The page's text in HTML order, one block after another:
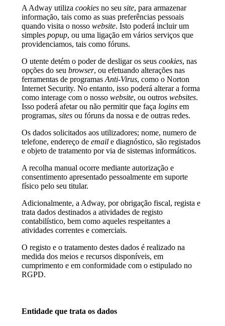
A Adway utiliza cookies no seu site, para armazenar
informação, tais como as suas preferências pessoais
quando visita o nosso website. Isto poderá incluir um
simples popup, ou uma ligação em vários serviços que
providenciamos, tais como fóruns.
O utente detém o poder de desligar os seus cookies, nas
opções do seu browser, ou efetuando alterações nas
ferramentas de programas Anti-Virus, como o Norton
Internet Security. No entanto, isso poderá alterar a forma
como interage com o nosso website, ou outros websites.
Isso poderá afetar ou não permitir que faça logins em
programas, sites ou fóruns da nossa e de outras redes.
Os dados solicitados aos utilizadores; nome, numero de
telefone, endereço de email e diagnóstico, são registados
e objeto de tratamento por via de sistemas informáticos.
A recolha manual ocorre mediante autorização e
consentimento apresentado pessoalmente em suporte
físico pelo seu titular.
Adicionalmente, a Adway, por obrigação fiscal, regista e
trata dados destinados a atividades de registo
contabilístico, bem como aqueles respeitantes a
atividades correntes e comerciais.
O registo e o tratamento destes dados é realizado na
medida dos meios e recursos disponíveis, em
cumprimento e em conformidade com o estipulado no
RGPD.
Entidade que trata os dados